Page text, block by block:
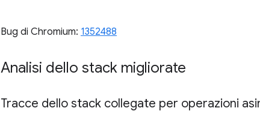
Bug di Chromium: 1352488
Analisi dello stack migliorate
Tracce dello stack collegate per operazioni